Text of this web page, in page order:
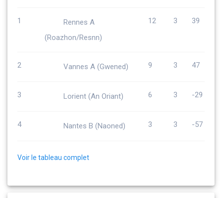
1
Rennes A
(Roazhon/Resnn)
12 3 39
2 Vannes A (Gwened) 9 3 47
3 Lorient (An Oriant) 6 3 -29
4 Nantes B (Naoned) 3 3 -57
Voir le tableau complet